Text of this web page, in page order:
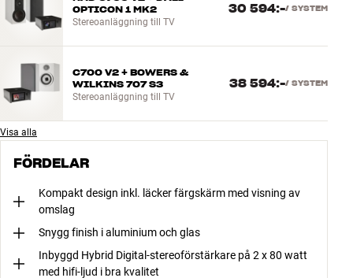
OPTICON 1 MK2
Stereoanläggning till TV
30 594:-/ SYSTEM
C700 V2 + BOWERS &
WILKINS 707 S3
Stereoanläggning till TV
38 594:-/ SYSTEM
Visa alla
FÖRDELAR
Kompakt design inkl. läcker färgskärm med visning av
omslag
Snygg finish i aluminium och glas
Inbyggd Hybrid Digital-stereoförstärkare på 2 x 80 watt
med hifi-ljud i bra kvalitet